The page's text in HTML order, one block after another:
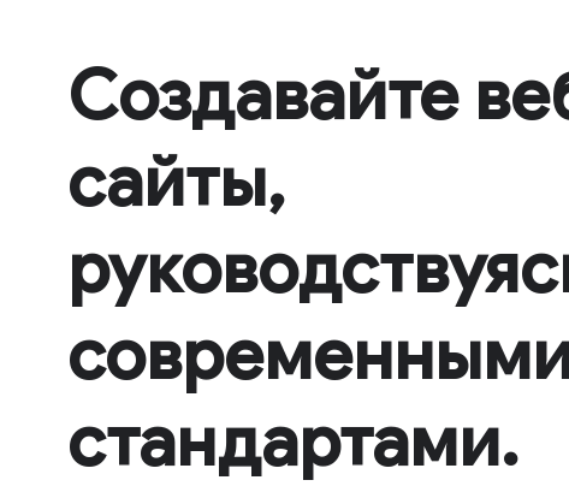
Создавайте
сайты,
стандартами.